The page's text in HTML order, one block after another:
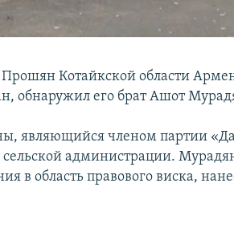
Котайкской области
обнаружил его брат Ашот
являющийся членом партии
сельской администрации.
в область правового виска,